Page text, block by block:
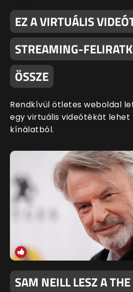
EZ A VIRTUÁLIS
STREAMING-
ÖSSZE
Rendkívül ötletes weboldal
egy virtuális videótékát lehet
kínálatból.
SAM NEILL LESZ A